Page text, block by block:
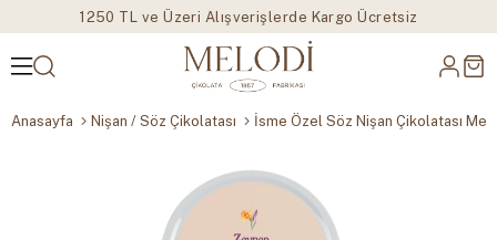
1250 TL ve Üzeri Alışverişlerde Kargo Ücretsiz
Anasayfa Nişan / Söz Çikolatası İsme Özel Söz Nişan Çikolatası